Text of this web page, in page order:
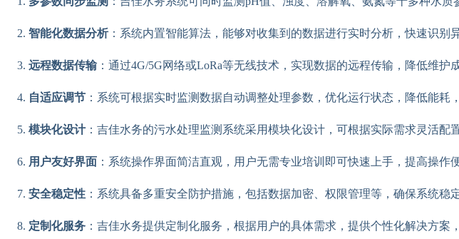
智能化数据分析：系统内置智能算法，能够对收集到的数据进行实时分析，快速识别
远程数据传输：通过4G/5G网络或LoRa等无线技术，实现数据的远程传输，降低维护
自适应调节 ：系统可根据实时监测数据自动调整处理参数，优化运行状态，降低能耗
模块化设计：吉佳水务的污水处理监测系统采用模块化设计，可根据实际需求灵活配
用户友好界面 ：系统操作界面简洁直观，用户无需专业培训即可快速上手，提高操作
安全稳定性 ：系统具备多重安全防护措施，包括数据加密、权限管理等，确保系统稳
定制化服务 ：吉佳水务提供定制化服务，根据用户的具体需求，提供个性化解决方案